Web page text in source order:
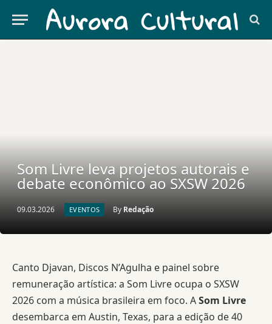
Som Livre leva projetos autorais e
debate econômico ao SXSW 2026
09.03.2026 EVENTOS By Redação
Canto Djavan, Discos N’Agulha e painel sobre
remuneração artística: a Som Livre ocupa o SXSW
2026 com a música brasileira em foco. ASom Livre
desembarca em Austin, Texas, para a edição de 40